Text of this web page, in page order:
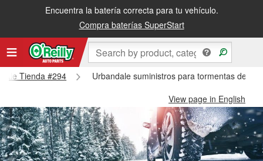
Encuentra la batería correcta para tu vehículo.
Compra baterías SuperStart
Tienda #294
Urbandale suministros para tormentas de
View page in English